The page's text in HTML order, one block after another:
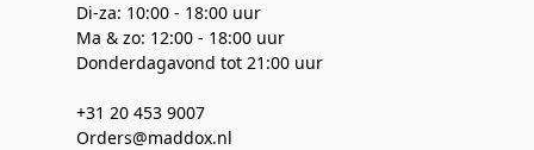
Di-za: 10:00 - 18:00 uur
Ma & zo: 12:00 - 18:00 uur
Donderdagavond tot 21:00 uur
+31 20 453 9007
Orders@maddox.nl